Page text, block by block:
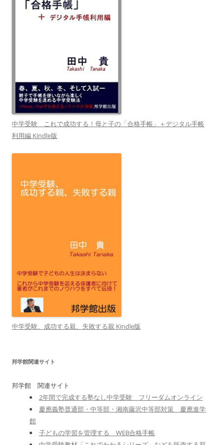
中学受験 これで成功する！母と子の「合格手帳」＋デジタル手帳
利用編 Kindle版
中学受験、成功する親、失敗する親 Kindle版
邦学館関連サイト
邦学館 関連サイト
2年間で完成する塾なし中学受験 フリーダムオンライン
慶應義塾普通部・中等部・湘南藤沢中等部対策 慶應進学
館
子どもの学習を管理する WEB合格手帳